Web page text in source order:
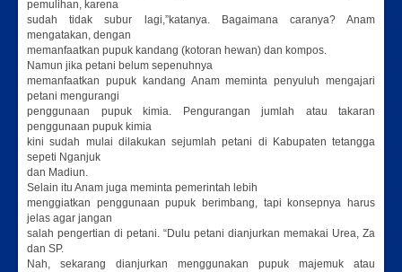
pemulihan, karena
sudah tidak subur lagi,”katanya. Bagaimana caranya? Anam
mengatakan, dengan
memanfaatkan pupuk kandang (kotoran hewan) dan kompos.
Namun jika petani belum sepenuhnya
memanfaatkan pupuk kandang Anam meminta penyuluh mengajari
petani mengurangi
penggunaan pupuk kimia. Pengurangan jumlah atau takaran
penggunaan pupuk kimia
kini sudah mulai dilakukan sejumlah petani di Kabupaten tetangga
sepeti Nganjuk
dan Madiun.
Selain itu Anam juga meminta pemerintah lebih
menggiatkan penggunaan pupuk berimbang, tapi konsepnya harus
jelas agar jangan
salah pengertian di petani. “Dulu petani dianjurkan memakai Urea, Za
dan SP.
Nah, sekarang dianjurkan menggunakan pupuk majemuk atau